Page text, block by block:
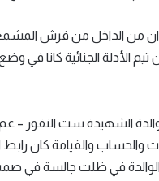
من الداخل من فرش
الأدلة الجنائية كانا في
الشهيدة ست النفور – عم
والقيامة كان
الوالدة في ظلت جالسة